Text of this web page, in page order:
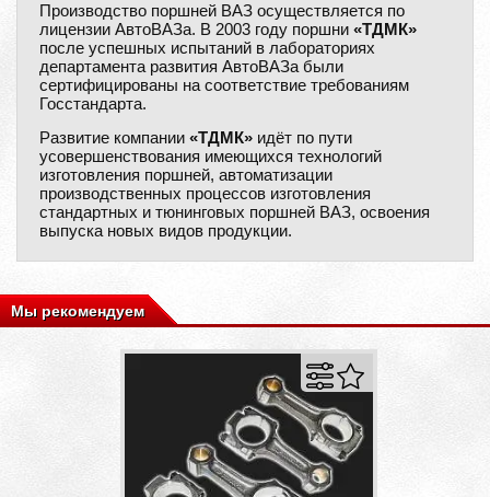
Производство поршней ВАЗ осуществляется по
лицензии АвтоВАЗа. В 2003 году поршни «ТДМК»
после успешных испытаний в лабораториях
департамента развития АвтоВАЗа были
сертифицированы на соответствие требованиям
Госстандарта.
Развитие компании «ТДМК» идёт по пути
усовершенствования имеющихся технологий
изготовления поршней, автоматизации
производственных процессов изготовления
стандартных и тюнинговых поршней ВАЗ, освоения
выпуска новых видов продукции.
Мы рекомендуем